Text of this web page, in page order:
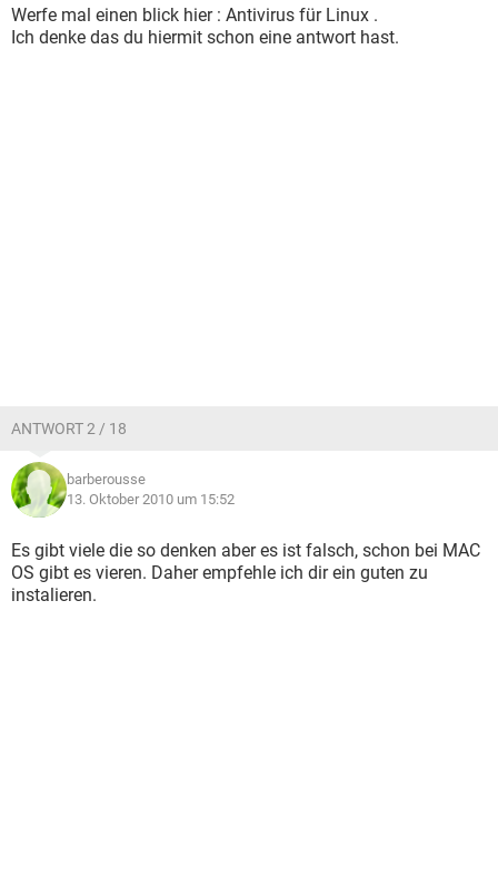
Werfe mal einen blick hier : Antivirus für Linux .
Ich denke das du hiermit schon eine antwort hast.
ANTWORT 2 / 18
barberousse
13. Oktober 2010 um 15:52
Es gibt viele die so denken aber es ist falsch, schon bei MAC
OS gibt es vieren. Daher empfehle ich dir ein guten zu
instalieren.